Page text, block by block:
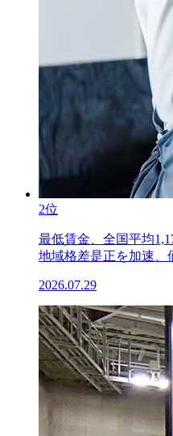
2位
最低賃金、全国平均
地域格差是正を加速、
2026.07.29